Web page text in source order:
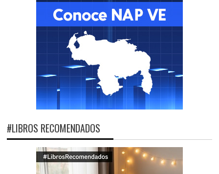
#LIBROS RECOMENDADOS